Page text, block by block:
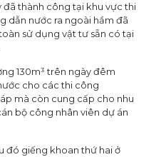
thành công tại khu vực thi
dẫn nước ra ngoài hầm đã
sử dụng vật tư sẵn có tại
130m³ trên ngày đêm
cho các thi công
mà còn cung cấp cho nhu
bộ công nhân viên dự án
đó giếng khoan thứ hai ở